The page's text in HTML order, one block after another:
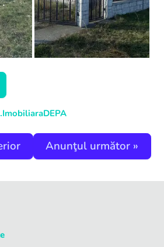
Anunţul următor »